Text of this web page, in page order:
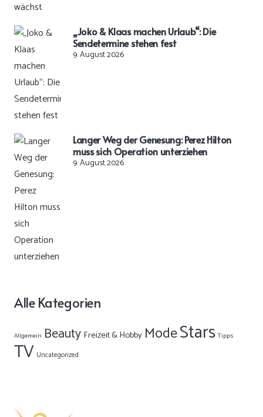
„Joko & Klaas machen Urlaub“: Die
Sendetermine stehen fest
9. August 2026
Langer Weg der Genesung: Perez Hilton
muss sich Operation unterziehen
9. August 2026
Alle Kategorien
Allgemein Beauty Freizeit & Hobby ModeStars Tipps
TV Uncategorized